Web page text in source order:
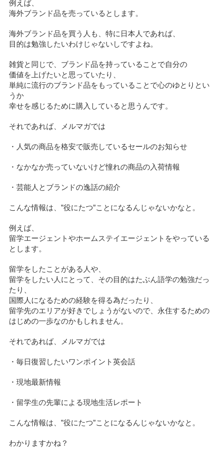
例えば、
海外ブランド品を売っているとします。
海外ブランド品を買う人も、特に日本人であれば、
目的は勉強したいわけじゃないしですよね。
雑貨と同じで、ブランド品を持っていることで自分の
価値を上げたいと思っていたり、
単純に流行のブランド品をもっていることで心のゆとりとい
うか
幸せを感じるために購入していると思うんです。
それであれば、メルマガでは
・人気の商品を格安で販売しているセールのお知らせ
・なかなか売っていないけど憧れの商品の入荷情報
・芸能人とブランドの逸話の紹介
こんな情報は、”役にたつ”ことになるんじゃないかなと。
例えば、
留学エージェントやホームステイエージェントをやっている
とします。
留学をしたことがある人や、
留学をしたい人にとって、その目的はたぶん語学の勉強だっ
たり、
国際人になるための経験を得る為だったり、
留学先のエリアが好きでしょうがないので、永住するための
はじめの一歩なのかもしれません。
それであれば、メルマガでは
・毎日復習したいワンポイント英会話
・現地最新情報
・留学生の先輩による現地生活レポート
こんな情報は、”役にたつ”ことになるんじゃないかなと。
わかりますかね？